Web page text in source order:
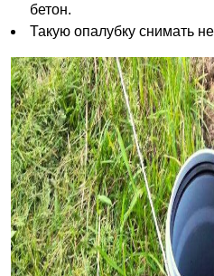
бетон.
Такую опалубку снимать